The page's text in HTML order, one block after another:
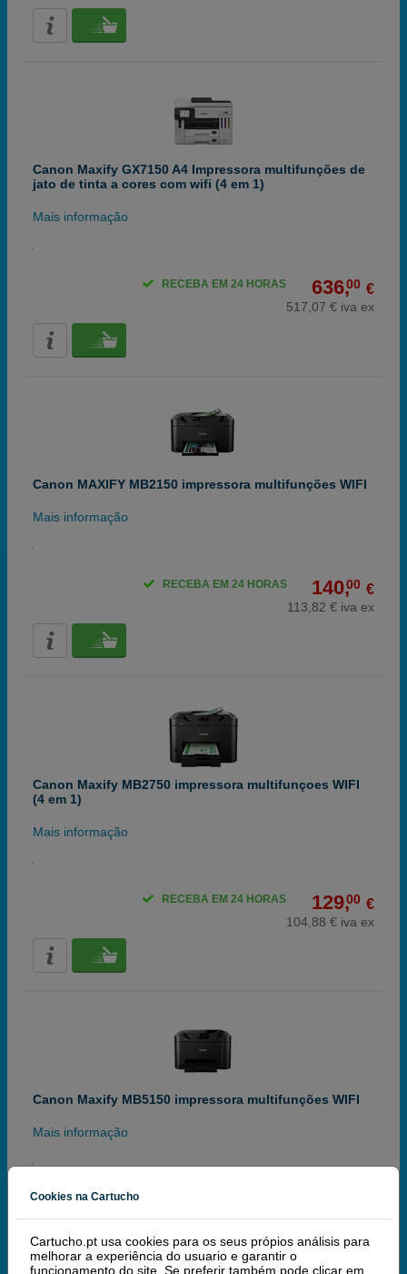
Canon Maxify GX7150 A4 Impressora multifunções de
jato de tinta a cores com wifi (4 em 1)
Mais informação
636,00 €
517,07 € iva ex
RECEBA EM 24 HORAS
Canon MAXIFY MB2150 impressora multifunções WIFI
Mais informação
140,00 €
113,82 € iva ex
RECEBA EM 24 HORAS
Canon Maxify MB2750 impressora multifunçoes WIFI
(4 em 1)
Mais informação
129,00 €
104,88 € iva ex
RECEBA EM 24 HORAS
Canon Maxify MB5150 impressora multifunções WIFI
Mais informação
129,67 € iva ex
Cookies na Cartucho
Cartucho.pt usa cookies para os seus própios análisis para
melhorar a experiência do usuario e garantir o
funcionamento do site. Se preferir também pode clicar em